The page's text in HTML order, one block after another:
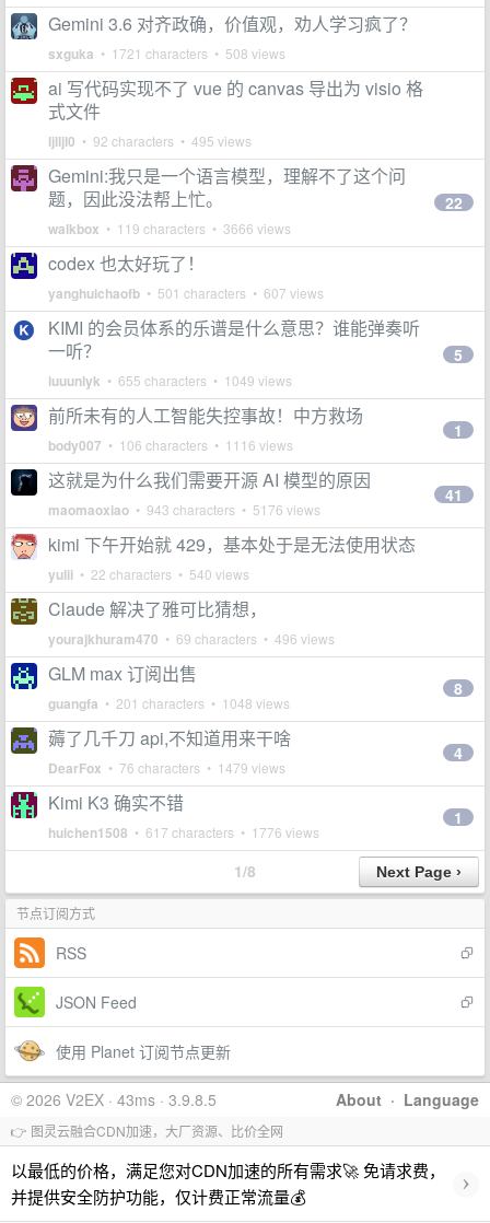
Gemini 3.6 对齐政确，价值观，劝人学习疯了？
sxguka • 1721 characters • 508 views
ai 写代码实现不了 vue 的 canvas 导出为 visio 格
式文件
ljlljl0 • 92 characters • 495 views
Gemini:我只是一个语言模型，理解不了这个问
题，因此没法帮上忙。
walkbox • 119 characters • 3666 views
22
codex 也太好玩了！
yanghuichaofb • 501 characters • 607 views
KIMI 的会员体系的乐谱是什么意思？谁能弹奏听
一听？
iuuunlyk • 655 characters • 1049 views
5
前所未有的人工智能失控事故！中方救场
body007 • 106 characters • 1116 views
1
这就是为什么我们需要开源 AI 模型的原因
maomaoxiao • 943 characters • 5176 views
41
kimi 下午开始就 429，基本处于是无法使用状态
yulii • 22 characters • 540 views
Claude 解决了雅可比猜想，
yourajkhuram470 • 69 characters • 496 views
GLM max 订阅出售
guangfa • 201 characters • 1048 views
8
薅了几千刀 api,不知道用来干啥
DearFox • 76 characters • 1479 views
4
Kimi K3 确实不错
huichen1508 • 617 characters • 1776 views
1
1/8
节点订阅方式
RSS
JSON Feed
使用 Planet 订阅节点更新
About · Language
© 2026 V2EX · 43ms · 3.9.8.5
👉 图灵云融合CDN加速，大厂资源、比价全网
以最低的价格，满足您对CDN加速的所有需求🚀 免请求费，
并提供安全防护功能，仅计费正常流量💰
›